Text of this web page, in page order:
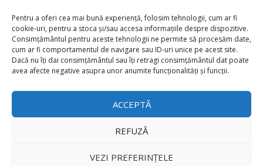
Pentru a oferi cea mai bună experiență, folosim tehnologii, cum ar fi
cookie-uri, pentru a stoca și/sau accesa informațiile despre dispozitive.
Consimțământul pentru aceste tehnologii ne permite să procesăm date,
cum ar fi comportamentul de navigare sau ID-uri unice pe acest site.
Dacă nu îți dai consimțământul sau îți retragi consimțământul dat poate
avea afecte negative asupra unor anumite funcționalități și funcții.
ACCEPTĂ
REFUZĂ
VEZI PREFERINȚELE
Noul Volvo EX90 / Test Drive AutoBlog.MD
32:06
33
MG RX5 - își merită banii? / Test Drive
AutoBlog.MD
34
Noul DACIA DUSTER DIESEL! Primul test drive în
română
Noul Mercedes-Benz E 350 e - cât consumă?! /
Test Drive AutoBlog.MD
ANRE: Detensionarea relativă a situației din
Golf influențează prețurile la carburanți în
Moldova
(foto/video) Imaginea zilei: Și în SUA polițiștii
uneori „stau în tufari”
×